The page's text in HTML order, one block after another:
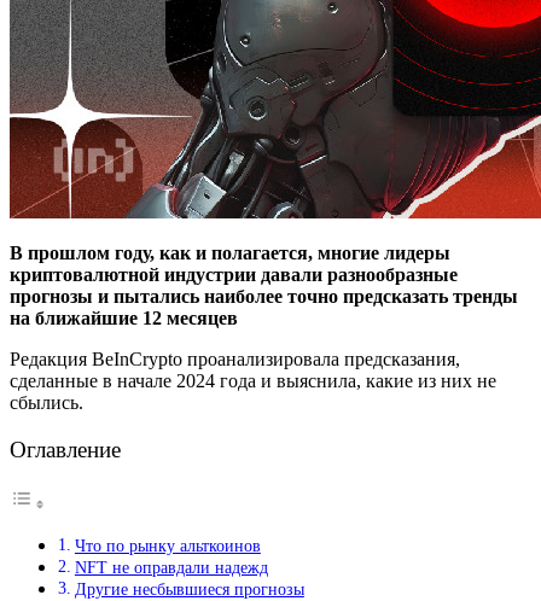
В прошлом году, как и полагается, многие лидеры
криптовалютной индустрии давали разнообразные
прогнозы и пытались наиболее точно предсказать тренды
на ближайшие 12 месяцев
Редакция BeInCrypto проанализировала предсказания,
сделанные в начале 2024 года и выяснила, какие из них не
сбылись.
Оглавление
Что по рынку альткоинов
NFT не оправдали надежд
Другие несбывшиеся прогнозы